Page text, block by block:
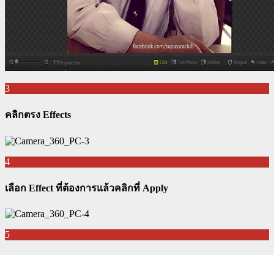
3
คลิกตรง Effects
4
เลือก Effect ที่ต้องการแล้วคลิกที่ Apply
5